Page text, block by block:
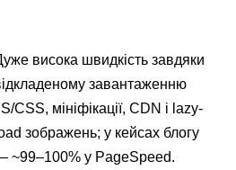
висока швидкість завдяки
завантаженню
CSS, мініфікації, CDN і lazy-
зображень; у кейсах блогу
~99–100% у PageSpeed.